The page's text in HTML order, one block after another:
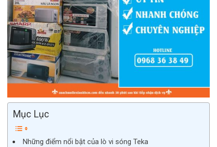
Mục Lục
Những điểm nổi bật của lò vi sóng Teka